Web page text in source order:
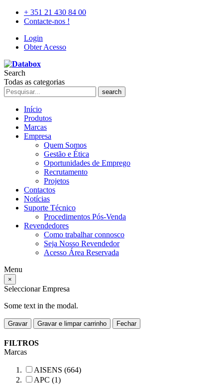
+ 351 21 430 84 00
Contacte-nos !
Login
Obter Acesso
Search
Todas as categorias
search
Início
Produtos
Marcas
Empresa
Quem Somos
Gestão e Ética
Oportunidades de Emprego
Recrutamento
Projetos
Contactos
Notícias
Suporte Técnico
Procedimentos Pós-Venda
Revendedores
Como trabalhar connosco
Seja Nosso Revendedor
Acesso Área Reservada
Menu
×
Seleccionar Empresa
Some text in the modal.
Gravar Gravar e limpar carrinho Fechar
FILTROS
Marcas
AISENS (664)
APC (1)